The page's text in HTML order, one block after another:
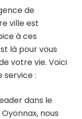
de
ville est
à ces
là pour vous
votre vie. Voici
service :
dans le
nous